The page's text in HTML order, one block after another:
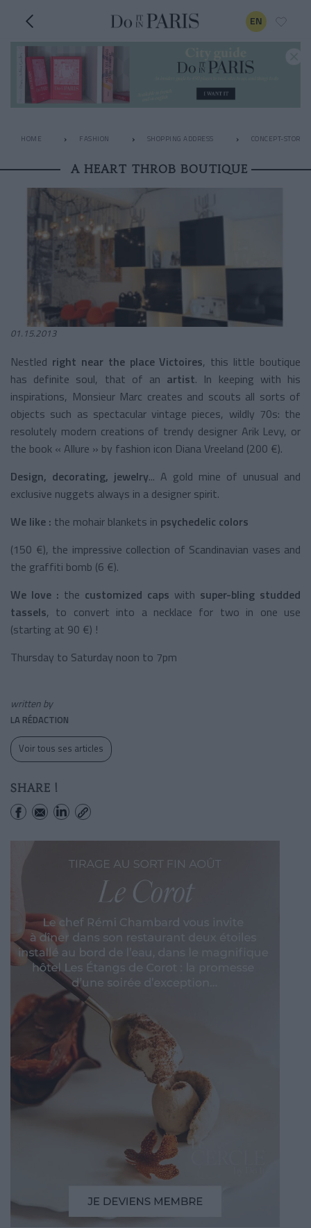
EN
HOME FASHION SHOPPING ADDRESS CONCEPT-STORES
A HEART THROB BOUTIQUE
01.15.2013
Nestled right near the place Victoires, this little boutique
has definite soul, that of an artist. In keeping with his
inspirations, Monsieur Marc creates and scouts all sorts of
objects such as spectacular vintage pieces, wildly 70s: the
resolutely modern creations of trendy designer Arik Levy, or
the book « Allure » by fashion icon Diana Vreeland (200 €).
Design, decorating, jewelry... A gold mine of unusual and
exclusive nuggets always in a designer spirit.
We like : the mohair blankets in psychedelic colors
(150 €), the impressive collection of Scandinavian vases and
the graffiti bomb (6 €).
We love : the customized caps with super-bling studded
tassels, to convert into a necklace for two in one use
(starting at 90 €) !
Thursday to Saturday noon to 7pm
written by
LA RÉDACTION
Voir tous ses articles
SHARE !